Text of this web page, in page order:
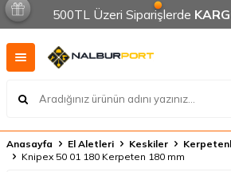
500TL Üzeri Siparişlerde
Anasayfa El Aletleri Keskiler
Knipex 50 01 180 Kerpeten 180 mm